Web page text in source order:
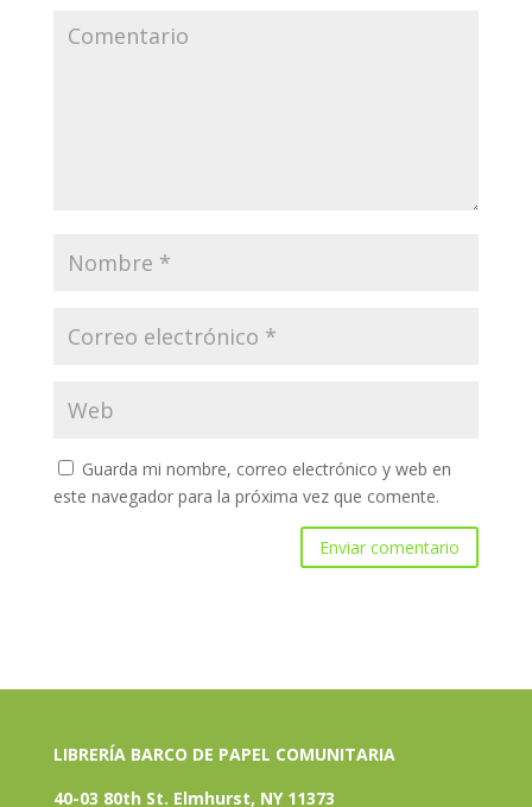
Guarda mi nombre, correo electrónico y web en
este navegador para la próxima vez que comente.
LIBRERÍA BARCO DE PAPEL COMUNITARIA
40-03 80th St. Elmhurst, NY 11373